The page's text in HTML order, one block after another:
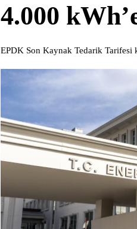
4.000
EPDK Son Kaynak Tedarik Tarifesi